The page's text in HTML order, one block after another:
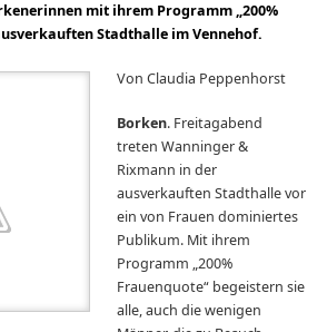
mit ihrem Programm „200%
Stadthalle im Vennehof.
Von Claudia Peppenhorst
Borken. Freitagabend
treten Wanninger &
Rixmann in der
ausverkauften Stadthalle vor
ein von Frauen dominiertes
Publikum. Mit ihrem
Programm „200%
Frauenquote“ begeistern sie
alle, auch die wenigen